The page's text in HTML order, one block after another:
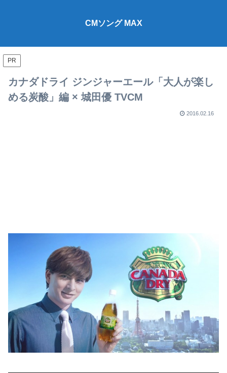
CMソング MAX
PR
カナダドライ ジンジャーエール「大人が楽し
める炭酸」編 × 城田優 TVCM
2016.02.16